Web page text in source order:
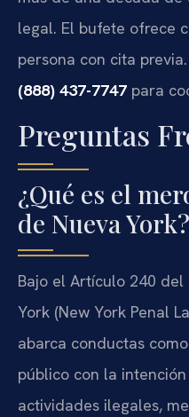
legal. El bufete ofrece
persona con cita
(888) 437-7747 para
Preguntas
¿Qué es el
de Nueva York?
Bajo el Artículo 240
York (New York Penal
abarca conductas
público con la
actividades ilegales,